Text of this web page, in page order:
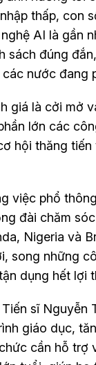
thấp, con
AI là gần
sách đúng
nước đang
giá là cởi mở
lớn các
hội thăng
việc phổ
đài chăm
Nigeria và
song những
dụng hết lợi
sĩ Nguyễn
giáo dục,
cần hỗ trợ